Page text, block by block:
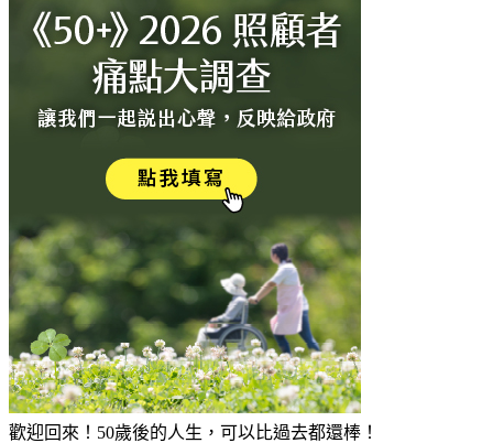
歡迎回來！50歲後的人生，可以比過去都還棒！